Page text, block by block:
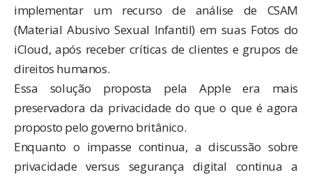
implementar um recurso de análise de CSAM
(Material Abusivo Sexual Infantil) em suas Fotos do
iCloud, após receber críticas de clientes e grupos de
direitos humanos.
Essa solução proposta pela Apple era mais
preservadora da privacidade do que o que é agora
proposto pelo governo britânico.
Enquanto o impasse continua, a discussão sobre
privacidade versus segurança digital continua a